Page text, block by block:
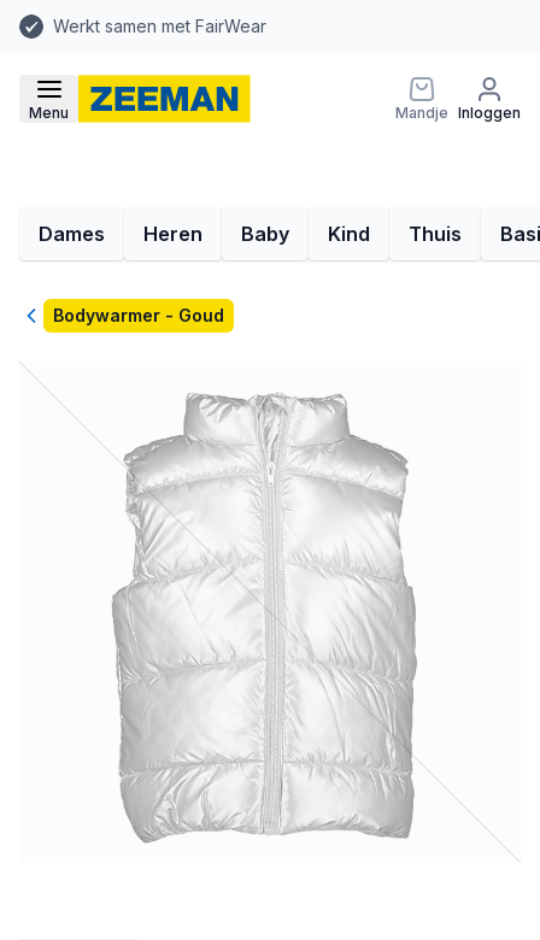
Werkt samen met FairWear
Menu Mandje Inloggen
Dames Heren Baby Kind Thuis
TerugBodywarmer - Goud